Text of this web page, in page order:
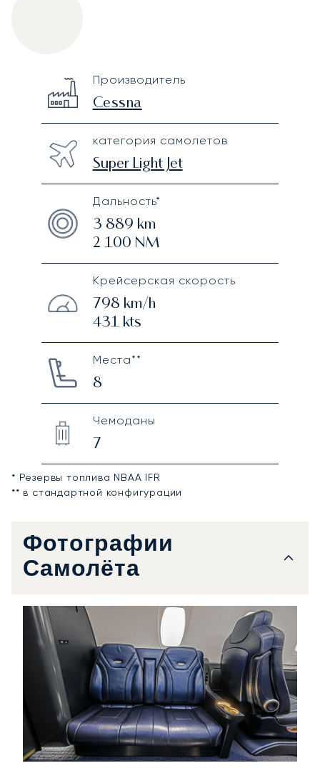
Technical specifications
Производитель
Cessna
категория самолетов
Super Light Jet
Дальность*
3 889 km
2 100 NM
Крейсерская скорость
798 km/h
431kts
Места**
8
Чемоданы
7
* Резервы топлива NBAA IFR
** в стандартной конфигурации
Фотографии
Самолёта